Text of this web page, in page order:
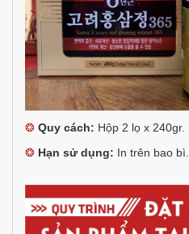
❂ Quy cách: Hộp 2 lọ x 240gr.
❂ Hạn sử dụng: In trên bao bì.